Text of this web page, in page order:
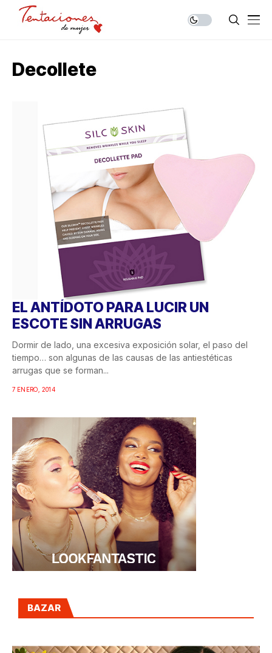
Decollete
EL ANTÍDOTO PARA LUCIR UN
ESCOTE SIN ARRUGAS
Dormir de lado, una excesiva exposición solar, el paso del
tiempo… son algunas de las causas de las antiestéticas
arrugas que se forman...
7 ENERO, 2014
BAZAR